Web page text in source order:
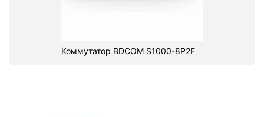
Коммутатор BDCOM S1000-8P2F